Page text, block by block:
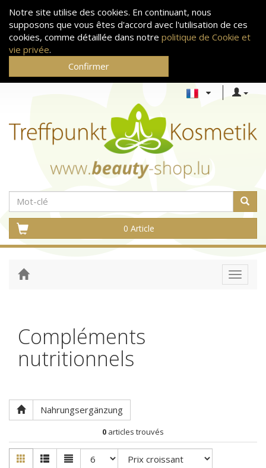
Notre site utilise des cookies. En continuant, nous
supposons que vous êtes d'accord avec l'utilisation de ces
cookies, comme détaillée dans notre politique de Cookie et
vie privée.
Confirmer
0 Article
Toggle
Compléments
nutritionnels
Nahrungsergänzung
0 articles trouvés